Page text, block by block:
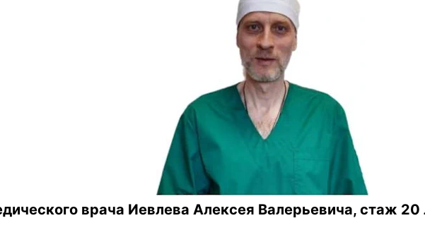
врача Иевлева Алексея Валерьевича, стаж 20